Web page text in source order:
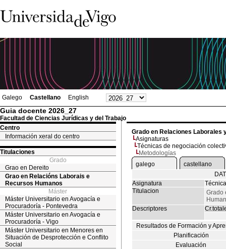
Galego Castellano English
Guia docente 2026_27
Facultad de Ciencias Jurídicas y del Trabajo
Centro
Información xeral do centro
Titulaciones
Grado
Grao en Dereito
Grao en Relacións Laborais e
Recursos Humanos
Máster
Máster Universitario en Avogacía e
Procuradoría - Pontevedra
Máster Universitario en Avogacía e
Procuradoría - Vigo
Máster Universitario en Menores en
Situación de Desprotección e Conflito
Social
Grado en Relaciones Laborales
Asignaturas
Técnicas de negociación
Metodologías
galego
castellano
Asignatura
Titulacion
Grado
Descriptores
Resultados de Formación y
Planificación
Evaluación